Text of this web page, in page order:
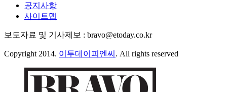
공지사항
사이트맵
보도자료 및 기사제보 : bravo@etoday.co.kr
Copyright 2014. 이투데이피엔씨 . All rights reserved